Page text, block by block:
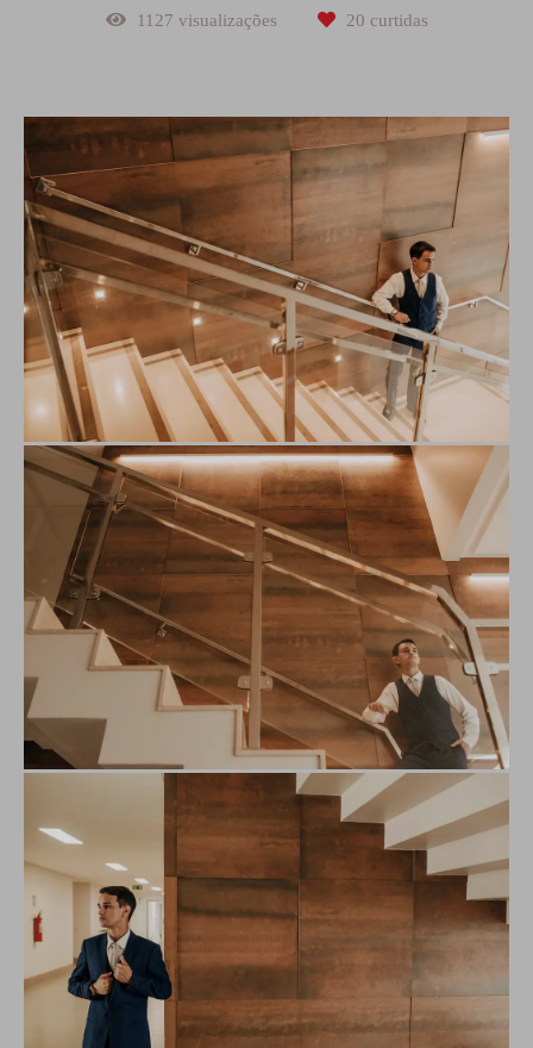
1127 visualizações 20 curtidas